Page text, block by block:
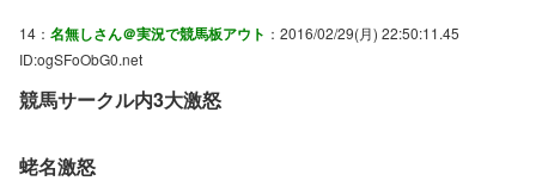
14： 名無しさん＠実況で競馬板アウト ：2016/02/29(月) 22:50:11.45
ID:ogSFoObG0.net
競馬サークル内3大激怒
蛯名激怒